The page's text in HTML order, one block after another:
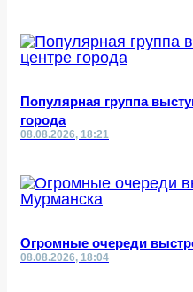
Популярная группа
города
08.08.2026, 18:21
Огромные очереди
08.08.2026, 18:04